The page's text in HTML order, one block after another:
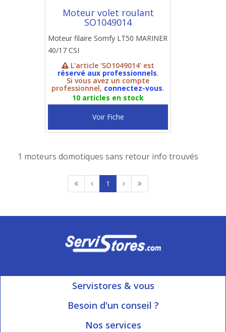
Moteur volet roulant
SO1049014
Moteur filaire Somfy LT50 MARINER
40/17 CSI
L'article 'SO1049014' est
réservé aux professionnels.
Si vous avez un compte
professionnel, connectez-vous.
10 articles en stock
Voir Fiche
1 moteurs domotiques sans retour info trouvés
1
Servistores & vous
Mon compte
Besoin d'un conseil ?
Ouvert du Lundi au Vendredi
Nos services